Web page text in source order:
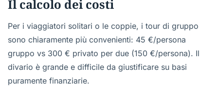
Il calcolo dei costi
Per i viaggiatori solitari o le coppie, i tour di gruppo
sono chiaramente più convenienti: 45 €/persona
gruppo vs 300 € privato per due (150 €/persona). Il
divario è grande e difficile da giustificare su basi
puramente finanziarie.